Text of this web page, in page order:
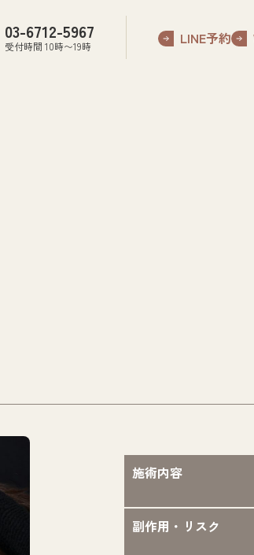
03-6712-5967
受付時間 10時〜19時 LINE予約
施術内容
副作用・リスク